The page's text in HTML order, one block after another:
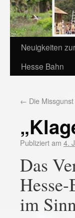
Neuigkeiten
Hesse Bahn
← Die
Publiziert am 4.
Das
im